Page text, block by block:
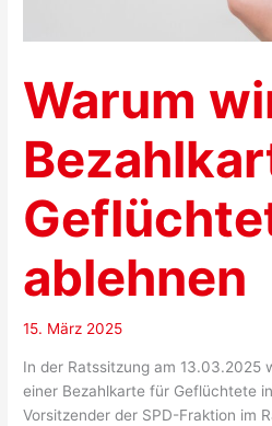
Warum
ablehnen
15. März 2025
In der Ratssitzung am 13.03.2025
einer Bezahlkarte für Geflüchtete
Vorsitzender der SPD-Fraktion im